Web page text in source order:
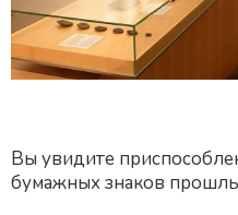
Вы увидите
бумажных знаков